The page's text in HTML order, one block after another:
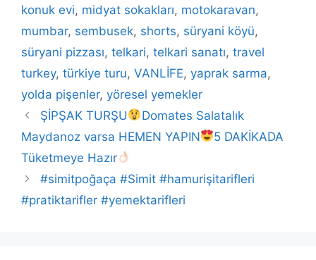
konuk evi, midyat sokakları, motokaravan,
mumbar, sembusek, shorts, süryani köyü,
süryani pizzası, telkari, telkari sanatı, travel
turkey, türkiye turu, VANLİFE, yaprak sarma,
yolda pişenler, yöresel yemekler
ŞİPŞAK TURŞU
Domates Salatalık
Maydanoz varsa HEMEN YAPIN
5 DAKİKADA
Tüketmeye Hazır
#simitpoğaça #Simit #hamurişitarifleri
#pratiktarifler #yemektarifleri